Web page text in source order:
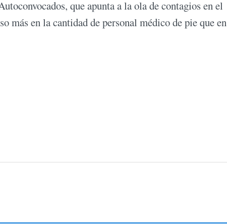
que apunta a la ola de contagios en el
más en la cantidad de personal médico de pie que en